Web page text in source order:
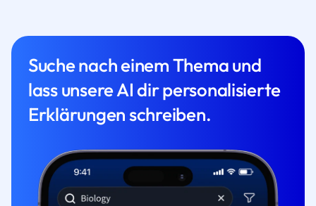
Suche nach einem Thema und
lass unsere AI dir personalisierte
Erklärungen schreiben.